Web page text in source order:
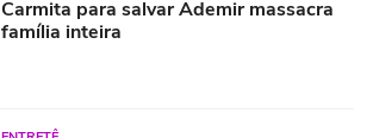
Carmita para salvar Ademir massacra
família inteira